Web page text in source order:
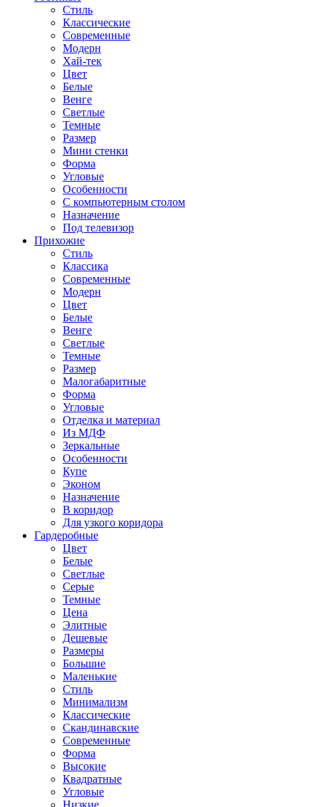
Стиль
Классические
Современные
Модерн
Хай-тек
Цвет
Белые
Венге
Светлые
Темные
Размер
Мини стенки
Форма
Угловые
Особенности
С компьютерным столом
Назначение
Под телевизор
Прихожие
Стиль
Классика
Современные
Модерн
Цвет
Белые
Венге
Светлые
Темные
Размер
Малогабаритные
Форма
Угловые
Отделка и материал
Из МДФ
Зеркальные
Особенности
Купе
Эконом
Назначение
В коридор
Для узкого коридора
Гардеробные
Цвет
Белые
Светлые
Серые
Темные
Цена
Элитные
Дешевые
Размеры
Большие
Маленькие
Стиль
Минимализм
Классические
Скандинавские
Современные
Форма
Высокие
Квадратные
Угловые
Низкие